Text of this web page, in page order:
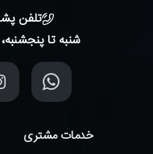
تلفن پشتیبانی
شنبه تا پنجشنبه، 10 الی 19 (به جز ایام تعطیل)
خدمات مشتری